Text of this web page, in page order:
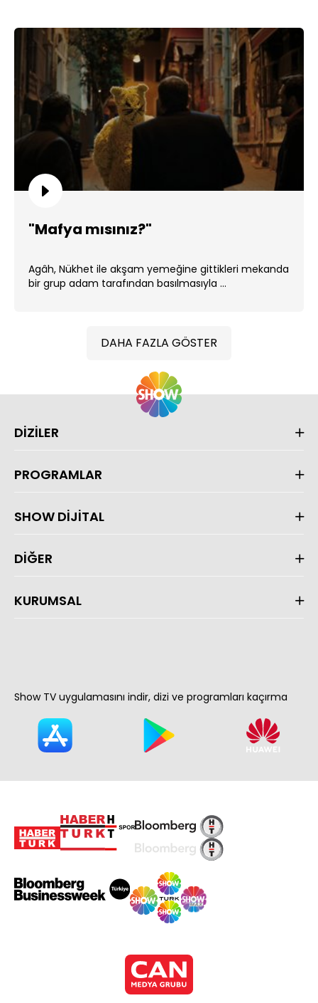
"Mafya mısınız?"
Agâh, Nükhet ile akşam yemeğine gittikleri mekanda
bir grup adam tarafından basılmasıyla ...
DAHA FAZLA GÖSTER
DİZİLER
PROGRAMLAR
SHOW DİJİTAL
DİĞER
KURUMSAL
Show TV uygulamasını indir, dizi ve programları kaçırma